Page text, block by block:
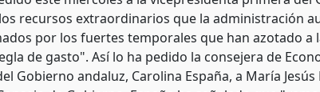
recursos extraordinarios que la administración
por los fuertes temporales que han azotado a
de gasto". Así lo ha pedido la consejera de
Gobierno andaluz, Carolina España, a María